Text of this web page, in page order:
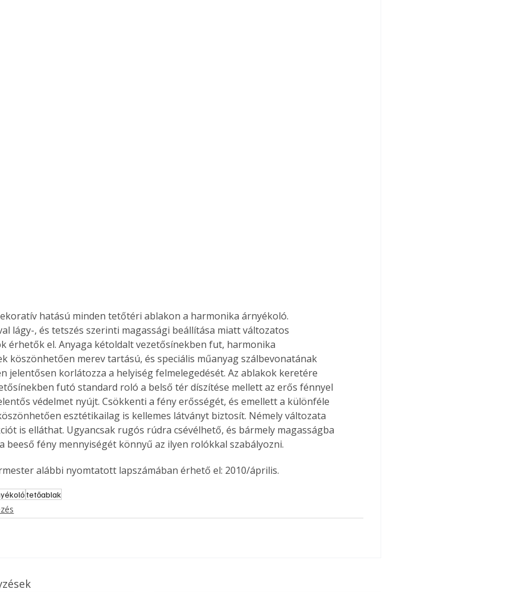
az
Old
egyedi
vagy
élve
Együtt jobban megéri!
Bővebb információ itt!
Együtt jobban megéri! A
könyvek tetszőleges
párosítással kedvezményes
áron, 0 Ft postaköltséggel
lágy-, és tetszés szerinti magassági beállítása miatt változatos
érhetők el. Anyaga kétoldalt vezetősínekben fut, harmonika
köszönhetően merev tartású, és speciális műanyag szálbevonatának
jelentősen korlátozza a helyiség felmelegedését. Az ablakok keretére
futó standard roló a belső tér díszítése mellett az erős fénnyel
védelmet nyújt. Csökkenti a fény erősségét, és emellett a különféle
esztétikailag is kellemes látványt biztosít. Némely változata
is elláthat. Ugyancsak rugós rúdra csévélhető, és bármely magasságba
beeső fény mennyiségét könnyű az ilyen rolókkal szabályozni.
alábbi nyomtatott lapszámában érhető el: 2010/április.
tetőablak